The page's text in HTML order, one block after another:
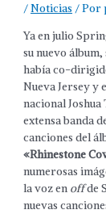
/Noticias / Por
Ya en julio
su nuevo
había co-
Nueva Jersey y
nacional
extensa banda
canciones del
«Rhinestone
numerosas
la voz en offde
nuevas